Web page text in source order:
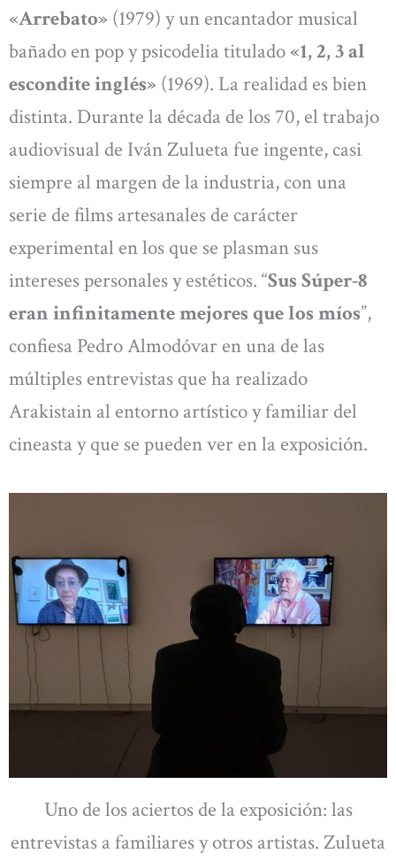
«Arrebato» (1979) y un encantador musical
bañado en pop y psicodelia titulado«1, 2, 3 al
escondite inglés» (1969). La realidad es bien
distinta. Durante la década de los 70, el trabajo
audiovisual de Iván Zulueta fue ingente, casi
siempre al margen de la industria, con una
serie de films artesanales de carácter
experimental en los que se plasman sus
intereses personales y estéticos. “Sus Súper-8
eran infinitamente mejores que los míos”,
confiesa Pedro Almodóvar en una de las
múltiples entrevistas que ha realizado
Arakistain al entorno artístico y familiar del
cineasta y que se pueden ver en la exposición.
Uno de los aciertos de la exposición: las
entrevistas a familiares y otros artistas. Zulueta